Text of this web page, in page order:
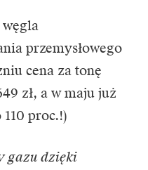
przemysłowego
cena za tonę
zł, a w maju już
110 proc.!)
gazu dzięki